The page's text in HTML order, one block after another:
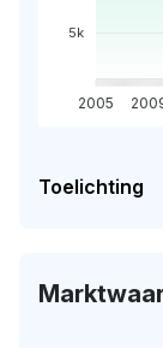
5k
2005
Toelichting